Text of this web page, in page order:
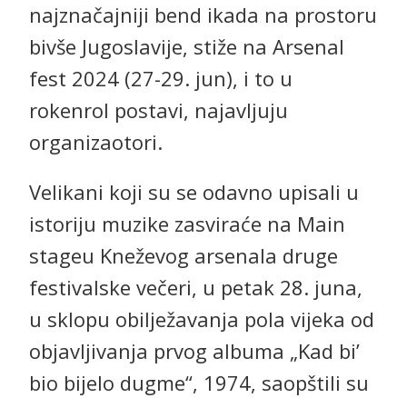
najznačajniji bend ikada na prostoru
bivše Jugoslavije, stiže na Arsenal
fest 2024 (27-29. jun), i to u
rokenrol postavi, najavljuju
organizaotori.
Velikani koji su se odavno upisali u
istoriju muzike zasviraće na Main
stageu Kneževog arsenala druge
festivalske večeri, u petak 28. juna,
u sklopu obilježavanja pola vijeka od
objavljivanja prvog albuma „Kad bi’
bio bijelo dugme“, 1974, saopštili su